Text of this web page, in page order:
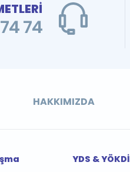
74
HAKKIMIZDA
YDS &